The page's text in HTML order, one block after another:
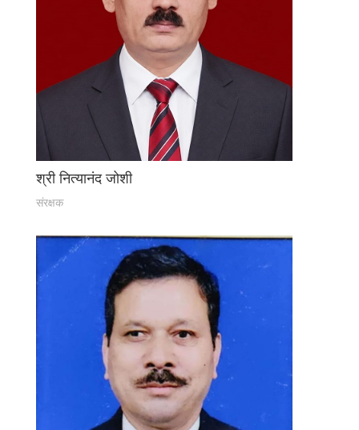
श्री नित्यानंद जोशी
संरक्षक